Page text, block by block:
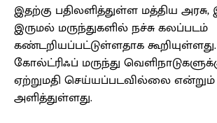
இதற்கு பதிலளித்துள்ள மத்திய அரசு,
இருமல் மருந்துகளில் நச்சு கலப்படம்
கண்டறியப்பட்டுள்ளதாக
கோல்ட்ரிஃப் மருந்து
ஏற்றுமதி செய்யப்படவில்லை
அளித்துள்ளது.